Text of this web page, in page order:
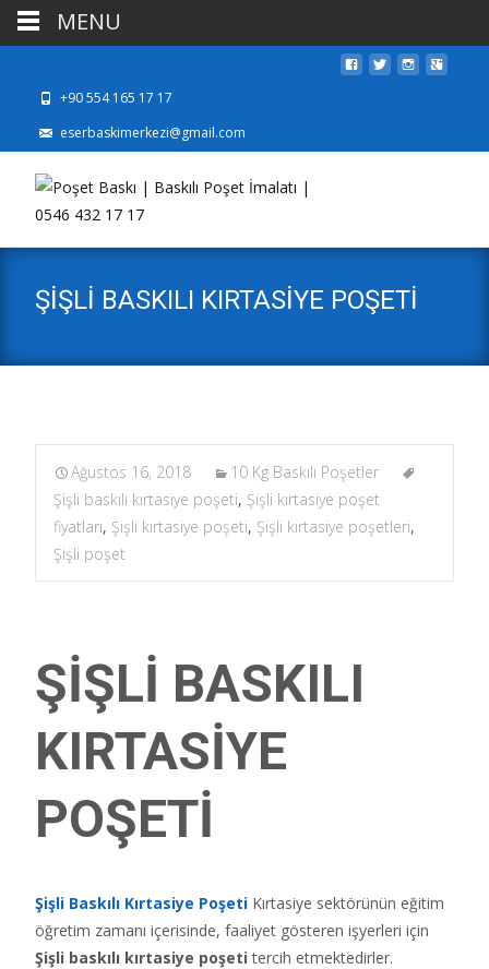
+90 554 165 17 17
eserbaskimerkezi@gmail.com
ŞİŞLİ BASKILI KIRTASİYE POŞETİ
Ağustos 16, 2018
10 Kg Baskılı Poşetler
Şişli baskılı kırtasiye poşeti, Şişli kırtasiye poşet
fiyatları, Şişli kırtasiye poşeti, Şişli kırtasiye poşetleri,
Şişli poşet
ŞİŞLİ BASKILI
KIRTASİYE
POŞETİ
Şişli Baskılı Kırtasiye Poşeti Kırtasiye sektörünün eğitim
öğretim zamanı içerisinde, faaliyet gösteren işyerleri için
Şişli baskılı kırtasiye poşeti tercih etmektedirler.
MENU